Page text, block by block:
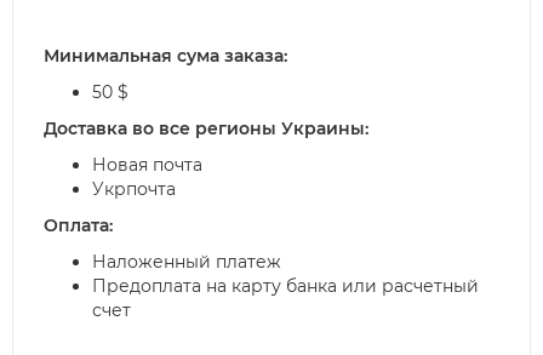
Минимальная сума заказа:
50 $
Доставка во все регионы Украины:
Новая почта
Укрпочта
Оплата:
Наложенный платеж
Предоплата на карту банка или расчетный
счет